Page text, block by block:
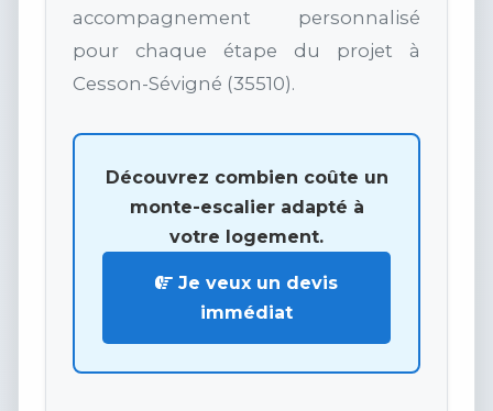
accompagnement personnalisé
pour chaque étape du projet à
Cesson-Sévigné (35510).
Découvrez combien coûte un
monte-escalier adapté à
votre logement.
Je veux un devis
immédiat